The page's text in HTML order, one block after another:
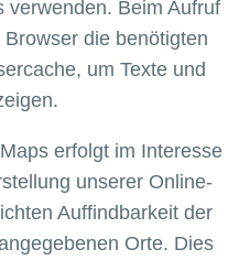
verwenden. Beim Aufruf
die benötigten
um Texte und
erfolgt im Interesse
unserer Online-
Auffindbarkeit der
Orte. Dies